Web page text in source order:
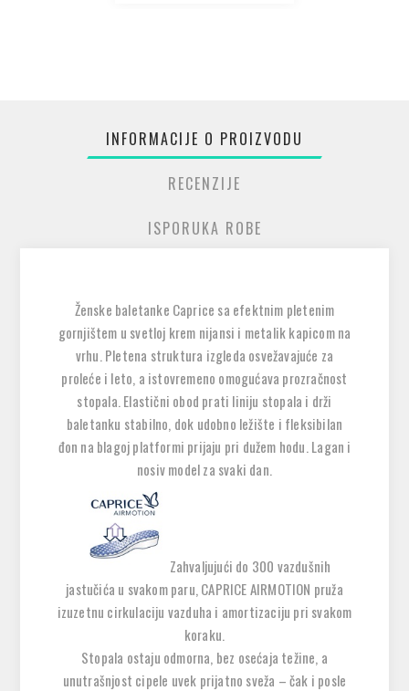
INFORMACIJE O PROIZVODU
RECENZIJE
ISPORUKA ROBE
Ženske baletanke Caprice sa efektnim pletenim
gornjištem u svetloj krem nijansi i metalik kapicom na
vrhu. Pletena struktura izgleda osvežavajuće za
proleće i leto, a istovremeno omogućava prozračnost
stopala. Elastični obod prati liniju stopala i drži
baletanku stabilno, dok udobno ležište i fleksibilan
đon na blagoj platformi prijaju pri dužem hodu. Lagan i
nosiv model za svaki dan.
Zahvaljujući do 300 vazdušnih
jastučića u svakom paru, CAPRICE AIRMOTION pruža
izuzetnu cirkulaciju vazduha i amortizaciju pri svakom
koraku.
Stopala ostaju odmorna, bez osećaja težine, a
unutrašnjost cipele uvek prijatno sveža – čak i posle